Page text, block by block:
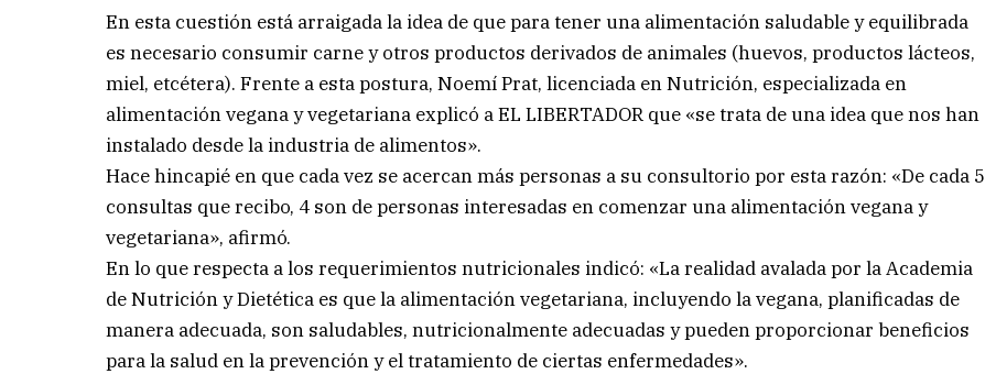
En esta cuestión está arraigada la idea de que para tener una alimentación saludable y equilibrada
es necesario consumir carne y otros productos derivados de animales (huevos, productos lácteos,
miel, etcétera). Frente a esta postura, Noemí Prat, licenciada en Nutrición, especializada en
alimentación vegana y vegetariana explicó a EL LIBERTADOR que «se trata de una idea que nos han
instalado desde la industria de alimentos».
Hace hincapié en que cada vez se acercan más personas a su consultorio por esta razón: «De cada 5
consultas que recibo, 4 son de personas interesadas en comenzar una alimentación vegana y
vegetariana», afirmó.
En lo que respecta a los requerimientos nutricionales indicó: «La realidad avalada por la Academia
de Nutrición y Dietética es que la alimentación vegetariana, incluyendo la vegana, planificadas de
manera adecuada, son saludables, nutricionalmente adecuadas y pueden proporcionar beneficios
para la salud en la prevención y el tratamiento de ciertas enfermedades».